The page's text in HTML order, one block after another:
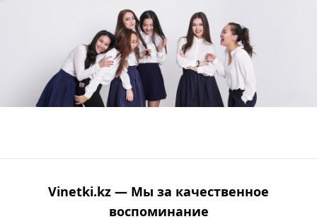
Vinetki.kz — Мы за качественное
воспоминание